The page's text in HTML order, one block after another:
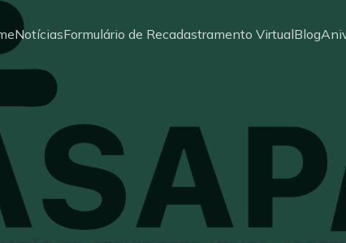
NotíciasFormulário de Recadastramento VirtualBlog